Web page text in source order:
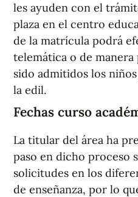
les ayuden con el
plaza en el centro
de la matrícula podrá
telemática o de
sido admitidos los niños
la edil.
Fechas curso
La titular del área ha
paso en dicho proceso
solicitudes en los
de enseñanza, por lo